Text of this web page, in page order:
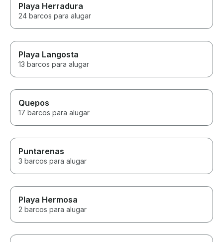
Playa Herradura
24 barcos para alugar
Playa Langosta
13 barcos para alugar
Quepos
17 barcos para alugar
Puntarenas
3 barcos para alugar
Playa Hermosa
2 barcos para alugar